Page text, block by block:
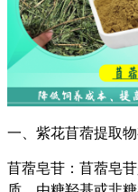
一、紫花苜蓿提取
苜蓿皂苷 ： 苜蓿皂苷